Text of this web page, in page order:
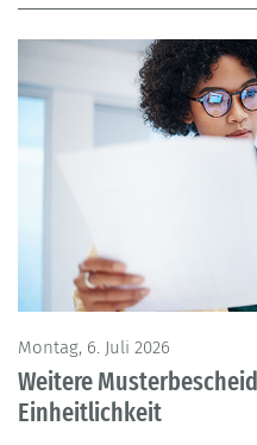
Montag, 6. Juli 2026
Weitere
Einheitlichkeit